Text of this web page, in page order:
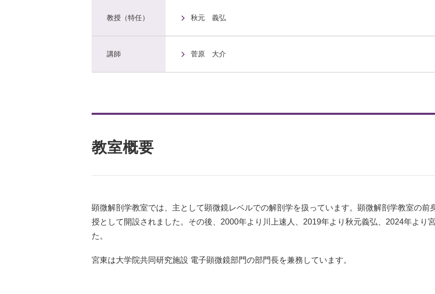
教授（特任） 秋元 義弘
講師 菅原 大介
教室概要
顕微解剖学教室では、主として顕微鏡レベルでの解剖学を扱っています。顕微解剖学教室の
授として開設されました。その後、2000年より川上速人、2019年より秋元義弘、2024年より
た。
宮東は大学院共同研究施設 電子顕微鏡部門の部門長を兼務しています。